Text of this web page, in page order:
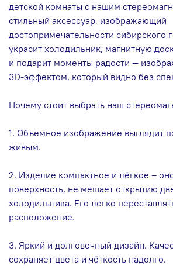
детской комнаты с нашим
стильный аксессуар, изображающий
достопримечательности сибирского
украсит холодильник, магнитную
и подарит моменты радости —
3D-эффектом, который видно без
Почему стоит выбрать наш
1. Объемное изображение выглядит
живым.
2. Изделие компактное и лёгкое –
поверхность, не мешает открытию
холодильника. Его легко
расположение.
3. Яркий и долговечный дизайн.
сохраняет цвета и чёткость надолго.